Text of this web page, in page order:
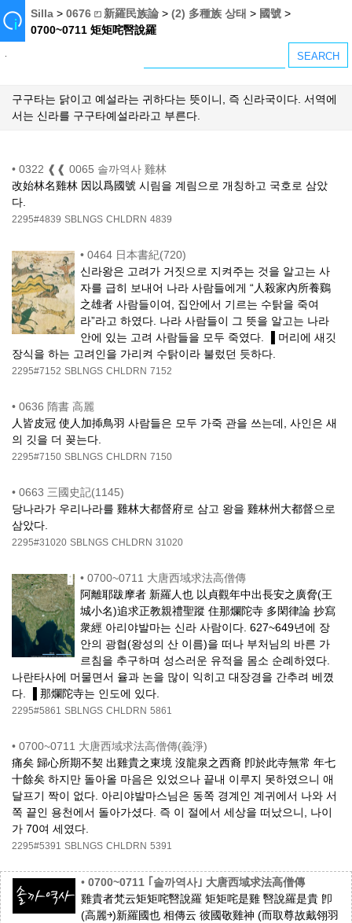
Silla >0676 ⏍ 新羅民族論 >(2) 多種族 상태 > 國號 >
0700~0711 矩矩咤㗨說羅
구구타는 닭이고 예설라는 귀하다는 뜻이니, 즉 신라국이다. 서역에
서는 신라를 구구타예설라라고 부른다.
• 0322 ❰❰ 0065 솔까역사 雞林
改始林名雞林 因以爲國號 시림을 계림으로 개칭하고 국호로 삼았
다.
2295#4839 SBLNGS CHLDRN 4839
• 0464 日本書紀(720)
신라왕은 고려가 거짓으로 지켜주는 것을 알고는 사
자를 급히 보내어 나라 사람들에게 “人殺家內所養鷄
之雄者 사람들이여, 집안에서 기르는 수탉을 죽여
라”라고 하였다. 나라 사람들이 그 뜻을 알고는 나라
안에 있는 고려 사람들을 모두 죽였다. ▐ 머리에 새깃
장식을 하는 고려인을 가리켜 수탉이라 불렀던 듯하다.
2295#7152 SBLNGS CHLDRN 7152
• 0636 隋書 高麗
人皆皮冠 使人加揷鳥羽 사람들은 모두 가죽 관을 쓰는데, 사인은 새
의 깃을 더 꽂는다.
2295#7150 SBLNGS CHLDRN 7150
• 0663 三國史記(1145)
당나라가 우리나라를 雞林大都督府로 삼고 왕을 雞林州大都督으로
삼았다.
2295#31020 SBLNGS CHLDRN 31020
• 0700~0711 大唐西域求法高僧傳
阿離耶跋摩者 新羅人也 以貞觀年中出長安之廣脅(王
城小名)追求正教親禮聖蹤 住那爛陀寺 多閑律論 抄寫
衆經 아리야발마는 신라 사람이다. 627~649년에 장
안의 광협(왕성의 산 이름)을 떠나 부처님의 바른 가
르침을 추구하며 성스러운 유적을 몸소 순례하였다.
나란타사에 머물면서 율과 논을 많이 익히고 대장경을 간추려 베꼈
다. ▐ 那爛陀寺는 인도에 있다.
2295#5861 SBLNGS CHLDRN 5861
• 0700~0711 大唐西域求法高僧傳(義淨)
痛矣 歸心所期不契 出雞貴之東境 沒龍泉之西裔 卽於此寺無常 年七
十餘矣 하지만 돌아올 마음은 있었으나 끝내 이루지 못하였으니 애
달프기 짝이 없다. 아리야발마스님은 동쪽 경계인 계귀에서 나와 서
쪽 끝인 용천에서 돌아가셨다. 즉 이 절에서 세상을 떠났으니, 나이
가 70여 세였다.
2295#5391 SBLNGS CHLDRN 5391
• 0700~0711 ｢솔까역사｣ 大唐西域求法高僧傳
雞貴者梵云矩矩咤㗨說羅 矩矩咤是雞 㗨說羅是貴 卽
(高麗￫)新羅國也 相傳云 彼國敬雞神 (而取尊故戴翎羽